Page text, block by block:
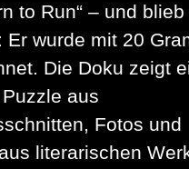
to Run“ – und blieb
Er wurde mit 20
Die Doku zeigt
aus
Fotos und
literarischen